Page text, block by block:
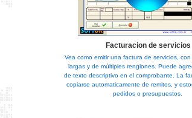
Facturacion de servicios
Vea como emitir una factura de servicios,
largas y de múltiples renglones. Puede
de texto descriptivo en el comprobante. La
copiarse automaticamente de remitos, y
pedidos o presupuestos.